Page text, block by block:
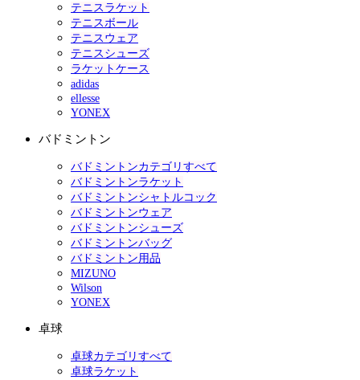
テニスラケット
テニスボール
テニスウェア
テニスシューズ
ラケットケース
adidas
ellesse
YONEX
バドミントン
バドミントンカテゴリすべて
バドミントンラケット
バドミントンシャトルコック
バドミントンウェア
バドミントンシューズ
バドミントンバッグ
バドミントン用品
MIZUNO
Wilson
YONEX
卓球
卓球カテゴリすべて
卓球ラケット